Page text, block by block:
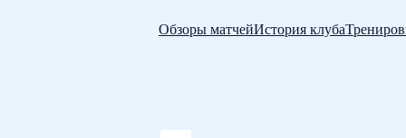
Обзоры матчейИстория клуба